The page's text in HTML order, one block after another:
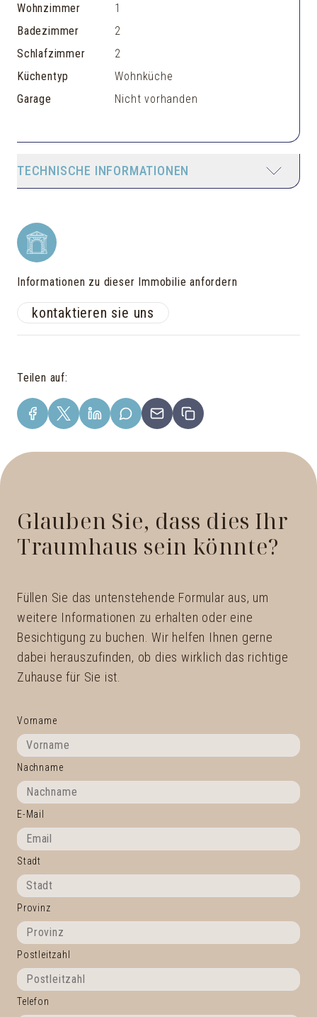
Wohnzimmer
1
Badezimmer
2
Schlafzimmer
2
Küchentyp
Wohnküche
Garage
Nicht vorhanden
TECHNISCHE INFORMATIONEN
Informationen zu dieser Immobilie anfordern
kontaktieren sie uns
Teilen auf:
Glauben Sie, dass dies Ihr
Traumhaus sein könnte?
Füllen Sie das untenstehende Formular aus, um
weitere Informationen zu erhalten oder eine
Besichtigung zu buchen. Wir helfen Ihnen gerne
dabei herauszufinden, ob dies wirklich das richtige
Zuhause für Sie ist.
Vorname
Nachname
E-Mail
Stadt
Provinz
Postleitzahl
Telefon